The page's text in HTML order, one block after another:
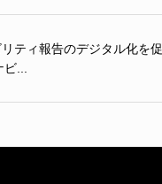
ティ報告のデジタル化を
ビ...